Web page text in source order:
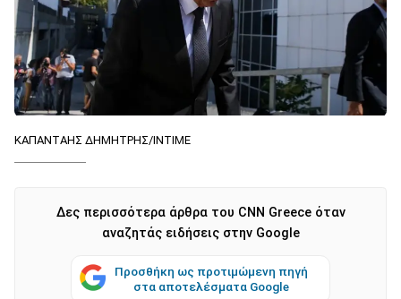
ΚΑΠΑΝΤΑΗΣ ΔΗΜΗΤΡΗΣ/ΙΝΤΙΜΕ
Δες περισσότερα άρθρα του CNN Greece όταν
αναζητάς ειδήσεις στην Google
Προσθήκη ως προτιμώμενη πηγή
στα αποτελέσματα Google